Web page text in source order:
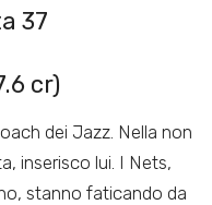
37
cr)
dei Jazz. Nella non
inserisco lui. I Nets,
stanno faticando da